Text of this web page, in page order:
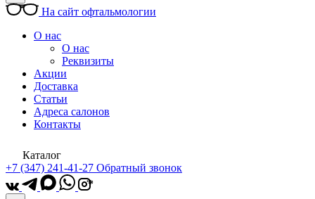
На сайт офтальмологии
О нас
О нас
Реквизиты
Акции
Доставка
Статьи
Адреса салонов
Контакты
Каталог
+7 (347) 241-41-27 Обратный звонок
*